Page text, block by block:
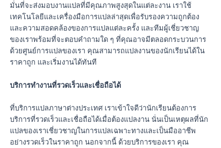
มั่นที่จะส่งมอบงานแปลที่มีคุณภาพสูงสุดในแต่ละงาน เราใช้
เทคโนโลยีและเครื่องมือการแปลล่าสุดเพื่อรับรองความถูกต้อง
และความสอดคล้องของการแปลแต่ละครั้ง และทีมผู้เชี่ยวชาญ
ของเราพร้อมที่จะตอบคำถามใด ๆ ที่คุณอาจมีตลอดกระบวนการ
ด้วยศูนย์การแปลของเรา คุณสามารถแปลงานของนักเรียนได้ใน
ราคาถูก และเริ่มงานได้ทันที
บริการทำงานที่รวดเร็วและเชื่อถือได้
ที่บริการแปลภาษาต่างประเทศ เราเข้าใจดีว่านักเรียนต้องการ
บริการที่รวดเร็วและเชื่อถือได้เมื่อต้องแปลงาน นั่นเป็นเหตุผลที่นัก
แปลของเราเชี่ยวชาญในการแปลเฉพาะทางและเป็นมืออาชีพ
อย่างรวดเร็วในราคาถูก นอกจากนี้ ด้วยบริการของเรา คุณ